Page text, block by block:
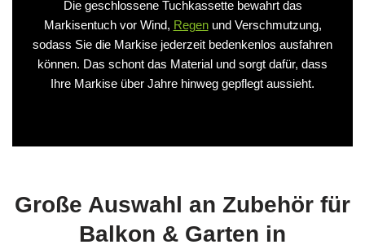
Die geschlossene Tuchkassette bewahrt das
Markisentuch vor Wind, Regenund Verschmutzung,
sodass Sie die Markise jederzeit bedenkenlos ausfahren
können. Das schont das Material und sorgt dafür, dass
Ihre Markise über Jahre hinweg gepflegt aussieht.
Große Auswahl an Zubehör für
Balkon & Garten in